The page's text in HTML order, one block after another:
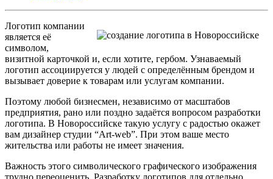
Логотип компании
является её
символом,
визитной карточкой и, если хотите, гербом. Узнаваемый
логотип ассоциируется у людей с определённым брендом и
вызывает доверие к товарам или услугам компании.
Поэтому любой бизнесмен, независимо от масштабов
предприятия, рано или поздно задаётся вопросом разработки
логотипа. В Новороссийске такую услугу с радостью окажет
вам дизайнер студии “Art-web”. При этом ваше место
жительства или работы не имеет значения.
Важность этого символического графического изображения
трудно переоценить. Разработку логотипов для отдельно